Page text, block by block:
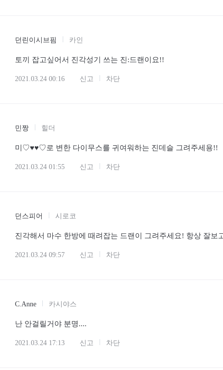
던린이시브핌 카인
토끼 잡고싶어서 진각성기 쓰는 진:드랜이요!!
2021.03.24 00:16 신고 차단
민짱 힐더
미♡♥♥♡로 변한 다이무스를 귀여워하는 진데슬 그려주세용!!
2021.03.24 01:55 신고 차단
던스피어 시로코
진각해서 마수 한방에 때려잡는 드랜이 그려주세요! 항상 잘보
2021.03.24 09:57 신고 차단
C.Anne 카시야스
난 안걸릴거야 분명....
2021.03.24 17:13 신고 차단